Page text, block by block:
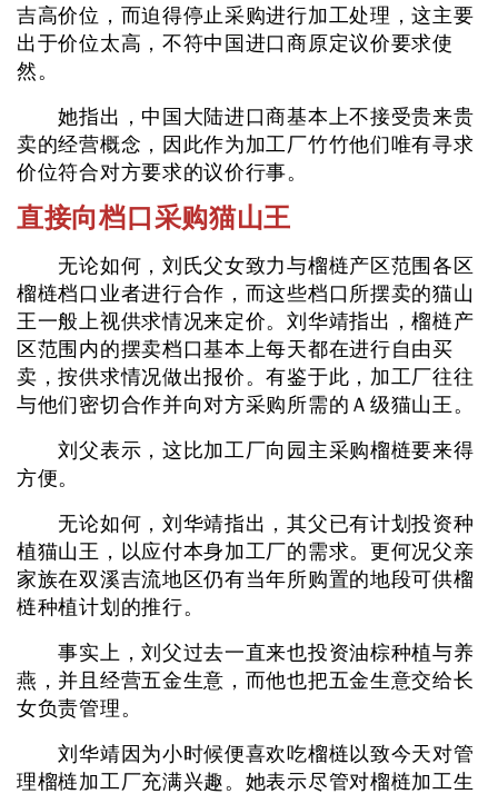
吉高价位，而迫得停止采购进行加工处理，这主要
出于价位太高，不符中国进口商原定议价要求使
然。
她指出，中国大陆进口商基本上不接受贵来贵
卖的经营概念，因此作为加工厂竹竹他们唯有寻求
价位符合对方要求的议价行事。
直接向档口采购猫山王
无论如何，刘氏父女致力与榴梿产区范围各区
榴梿档口业者进行合作，而这些档口所摆卖的猫山
王一般上视供求情况来定价。刘华靖指出，榴梿产
区范围内的摆卖档口基本上每天都在进行自由买
卖，按供求情况做出报价。有鉴于此，加工厂往往
与他们密切合作并向对方采购所需的Ａ级猫山王。
刘父表示，这比加工厂向园主采购榴梿要来得
方便。
无论如何，刘华靖指出，其父已有计划投资种
植猫山王，以应付本身加工厂的需求。更何况父亲
家族在双溪吉流地区仍有当年所购置的地段可供榴
梿种植计划的推行。
事实上，刘父过去一直来也投资油棕种植与养
燕，并且经营五金生意，而他也把五金生意交给长
女负责管理。
刘华靖因为小时候便喜欢吃榴梿以致今天对管
理榴梿加工厂充满兴趣。她表示尽管对榴梿加工生